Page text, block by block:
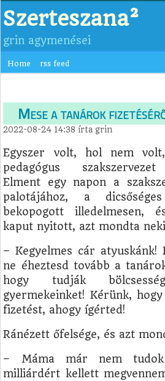
Szerteszana²
grin agymenései
Home rss feed
Mese a tanárok
2022-08-24 14:38 írtagrin
Egyszer volt, hol nem
pedagógus
Elment egy napon a
palotájához, a
bekopogott illedelmesen,
kaput nyitott, azt mondta
– Kegyelmes cár atyuskánk!
ne éheztesd tovább a
hogy tudják
gyermekeinket! Kérünk,
fizetést, ahogy ígérted!
Ránézett őfelsége, és azt
– Máma már nem
milliárdért kellett